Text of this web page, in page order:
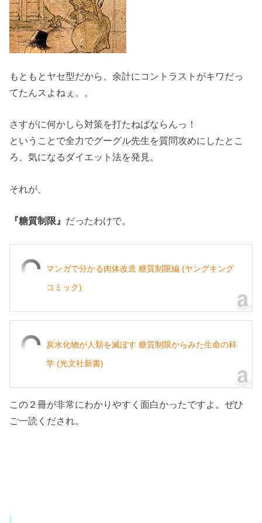
もともとヤセ型だから、余計にコントラストがキワだっ
てたんスよねぇ。。
さすがに何かしら対策を打たねばならんっ！
ということで全力でグーグル先生を質問攻めにしたとこ
ろ、気になるダイエット法を発見。
それが、
『糖質制限』 だったわけで。
マンガで分かる肉体改造 糖質制限編 (ヤングキング
コミック)
炭水化物が人類を滅ぼす 糖質制限からみた生命の科
学 (光文社新書)
この２冊が非常にわかりやすく面白かったですよ。ぜひ
ご一読くだされ。